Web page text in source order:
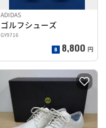
ADIDAS
ゴルフシューズ
GY9716
8,800 円